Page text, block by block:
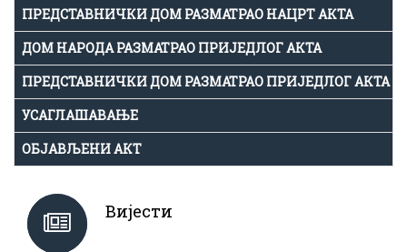
ПРЕДСТАВНИЧКИ ДОМ РАЗМАТРАО НАЦРТ АКТА
ДОМ НАРОДА РАЗМАТРАО ПРИЈЕДЛОГ АКТА
ПРЕДСТАВНИЧКИ ДОМ РАЗМАТРАО ПРИЈЕДЛОГ АКТА
УСАГЛАШАВАЊЕ
ОБЈАВЉЕНИ АКТ
Вијести